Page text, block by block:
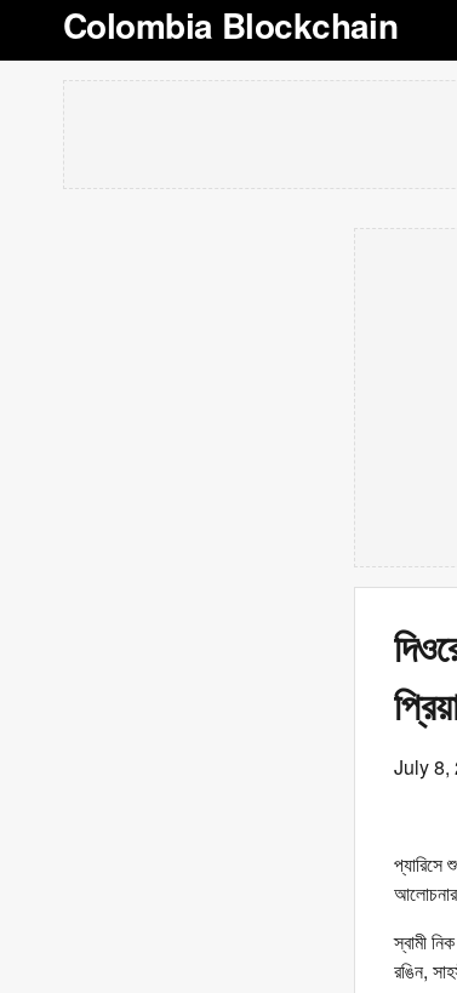
Colombia Blockchain
July 8,
আলোচনার
স্বামী
রঙিন,